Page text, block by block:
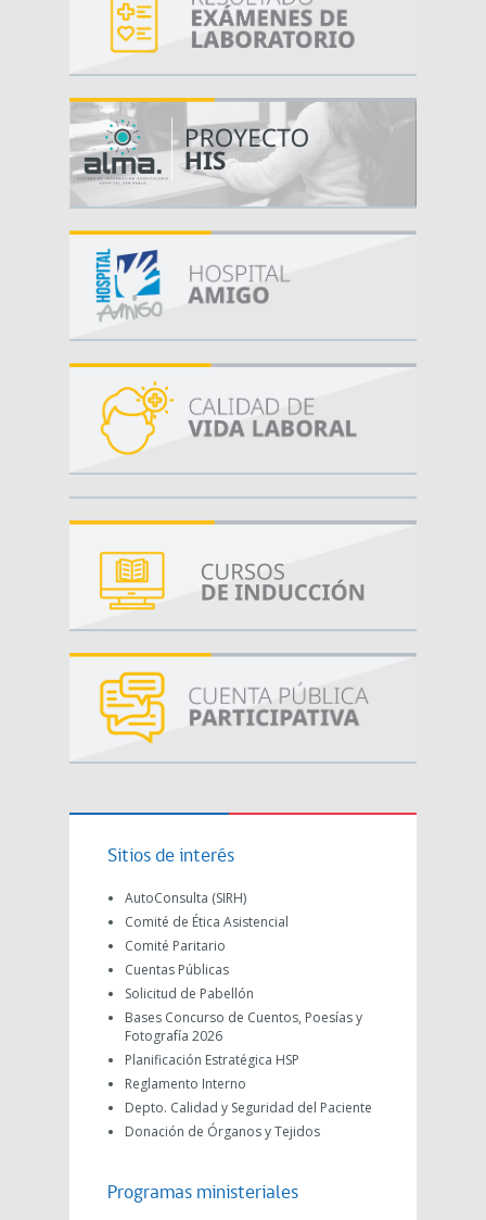
Sitios de interés
AutoConsulta (SIRH)
Comité de Ética Asistencial
Comité Paritario
Cuentas Públicas
Solicitud de Pabellón
Bases Concurso de Cuentos, Poesías y
Fotografía 2026
Planificación Estratégica HSP
Reglamento Interno
Depto. Calidad y Seguridad del Paciente
Donación de Órganos y Tejidos
Programas ministeriales